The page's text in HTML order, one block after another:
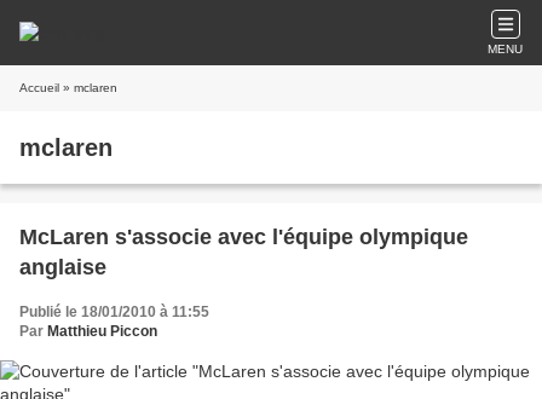
MENU
Accueil » mclaren
mclaren
McLaren s'associe avec l'équipe olympique
anglaise
Publié le 18/01/2010 à 11:55
Par Matthieu Piccon